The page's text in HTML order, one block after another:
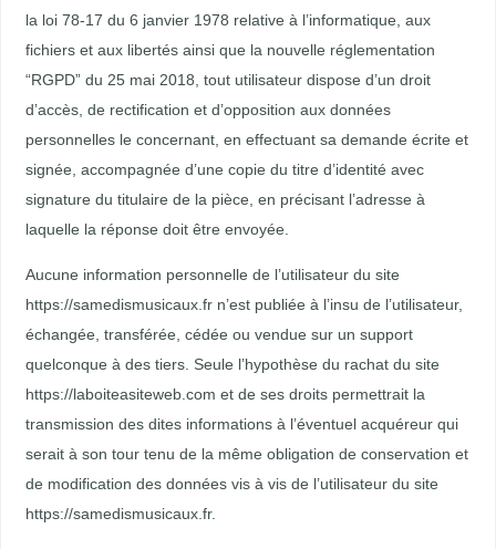
la loi 78-17 du 6 janvier 1978 relative à l’informatique, aux
fichiers et aux libertés ainsi que la nouvelle réglementation
“RGPD” du 25 mai 2018, tout utilisateur dispose d’un droit
d’accès, de rectification et d’opposition aux données
personnelles le concernant, en effectuant sa demande écrite et
signée, accompagnée d’une copie du titre d’identité avec
signature du titulaire de la pièce, en précisant l’adresse à
laquelle la réponse doit être envoyée.
Aucune information personnelle de l’utilisateur du site
https://samedismusicaux.fr n’est publiée à l’insu de l’utilisateur,
échangée, transférée, cédée ou vendue sur un support
quelconque à des tiers. Seule l’hypothèse du rachat du site
https://laboiteasiteweb.com et de ses droits permettrait la
transmission des dites informations à l’éventuel acquéreur qui
serait à son tour tenu de la même obligation de conservation et
de modification des données vis à vis de l’utilisateur du site
https://samedismusicaux.fr.